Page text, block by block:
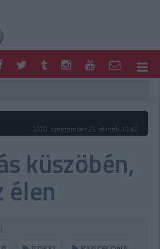
MOTOR
HAZAI
SHOP
TIPPJÁTÉK
PONTÁLLÁSOK
2020. szeptember 25. péntek, 10:45
küszöbén,
élen